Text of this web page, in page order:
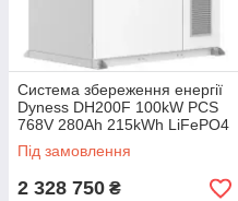
Система збереження енергії
Dyness DH200F 100kW PCS
768V 280Ah 215kWh LiFePO4
IP55, 3x50kW MPPT Fire
Extinguisher, Air Conditioner
Під замовлення
2 328 750 ₴